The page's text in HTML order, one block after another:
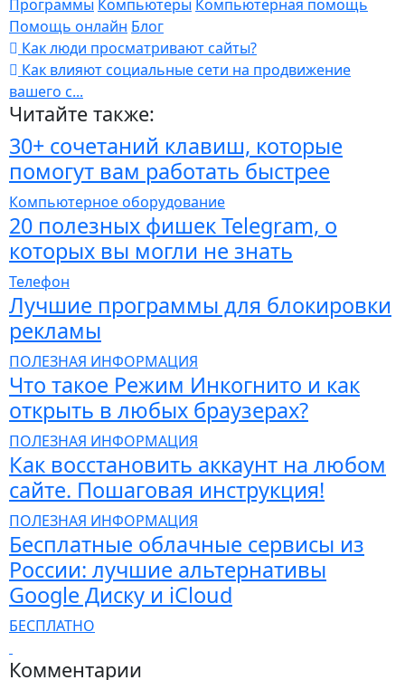
Программы Компьютеры Компьютерная помощь
Помощь онлайн Блог
Как люди просматривают сайты?
Как влияют социальные сети на продвижение
вашего с...
Читайте также:
30+ сочетаний клавиш, которые
помогут вам работать быстрее
Компьютерное оборудование
20 полезных фишек Telegram, о
которых вы могли не знать
Телефон
Лучшие программы для блокировки
рекламы
ПОЛЕЗНАЯ ИНФОРМАЦИЯ
Что такое Режим Инкогнито и как
открыть в любых браузерах?
ПОЛЕЗНАЯ ИНФОРМАЦИЯ
Как восстановить аккаунт на любом
сайте. Пошаговая инструкция!
ПОЛЕЗНАЯ ИНФОРМАЦИЯ
Бесплатные облачные сервисы из
России: лучшие альтернативы
Google Диску и iCloud
БЕСПЛАТНО
Комментарии